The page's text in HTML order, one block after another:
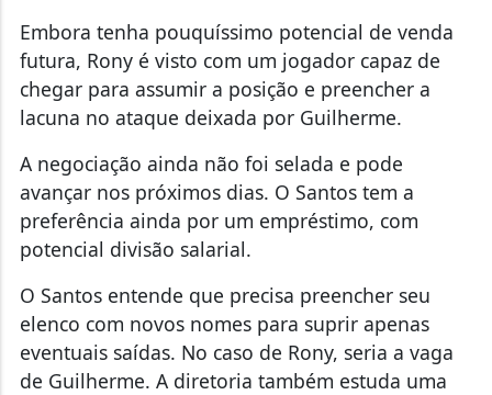
Embora tenha pouquíssimo potencial de venda
futura, Rony é visto com um jogador capaz de
chegar para assumir a posição e preencher a
lacuna no ataque deixada por Guilherme.
A negociação ainda não foi selada e pode
avançar nos próximos dias. O Santos tem a
preferência ainda por um empréstimo, com
potencial divisão salarial.
O Santos entende que precisa preencher seu
elenco com novos nomes para suprir apenas
eventuais saídas. No caso de Rony, seria a vaga
de Guilherme. A diretoria também estuda uma